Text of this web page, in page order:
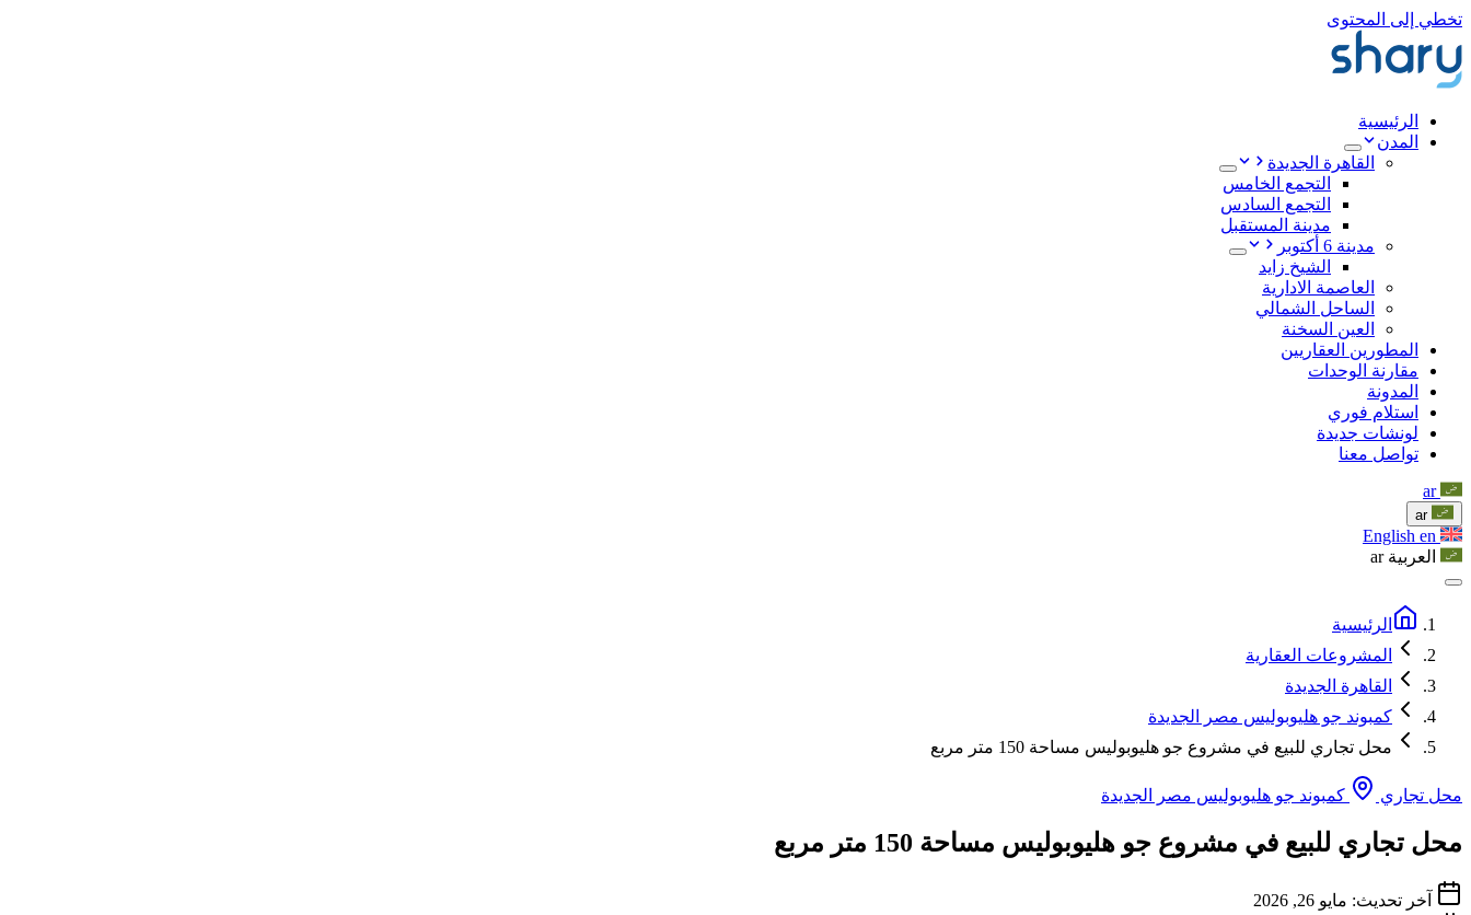
تخطي إلى المحتوى
الرئيسية
المدن
القاهرة الجديدة
التجمع الخامس
التجمع السادس
مدينة المستقبل
مدينة 6 أكتوبر
الشيخ زايد
العاصمة الادارية
الساحل الشمالي
العين السخنة
المطورين العقاريين
مقارنة الوحدات
المدونة
استلام فوري
لونشات جديدة
تواصل معنا
ar
ar
English en
العربية ar
الرئيسية
المشروعات العقارية
القاهرة الجديدة
كمبوند جو هليوبوليس مصر الجديدة
محل تجاري للبيع في مشروع جو هليوبوليس مساحة 150 متر مربع
محل تجاري كمبوند جو هليوبوليس مصر الجديدة
محل تجاري للبيع في مشروع جو هليوبوليس مساحة 150 متر مربع
آخر تحديث: مايو 26, 2026